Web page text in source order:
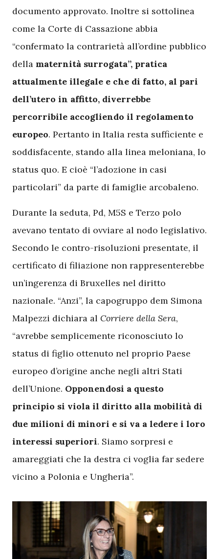
documento approvato. Inoltre si sottolinea
come la Corte di Cassazione abbia
“confermato la contrarietà all’ordine pubblico
della maternità surrogata”, pratica
attualmente illegale e che di fatto, al pari
dell’utero in affitto, diverrebbe
percorribile accogliendo il regolamento
europeo. Pertanto in Italia resta sufficiente e
soddisfacente, stando alla linea meloniana, lo
status quo. E cioè “l’adozione in casi
particolari” da parte di famiglie arcobaleno.
Durante la seduta, Pd, M5S e Terzo polo
avevano tentato di ovviare al nodo legislativo.
Secondo le contro-risoluzioni presentate, il
certificato di filiazione non rappresenterebbe
un’ingerenza di Bruxelles nel diritto
nazionale. “Anzi”, la capogruppo dem Simona
Malpezzi dichiara al Corriere della Sera,
“avrebbe semplicemente riconosciuto lo
status di figlio ottenuto nel proprio Paese
europeo d’origine anche negli altri Stati
dell’Unione. Opponendosi a questo
principio si viola il diritto alla mobilità di
due milioni di minori e si va a ledere i loro
interessi superiori. Siamo sorpresi e
amareggiati che la destra ci voglia far sedere
vicino a Polonia e Ungheria”.